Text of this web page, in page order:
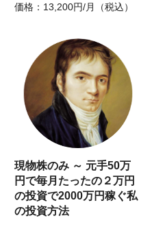
価格：13,200円/月（税込）
現物株のみ ～ 元手50万
円で毎月たったの２万円
の投資で2000万円稼ぐ私
の投資方法